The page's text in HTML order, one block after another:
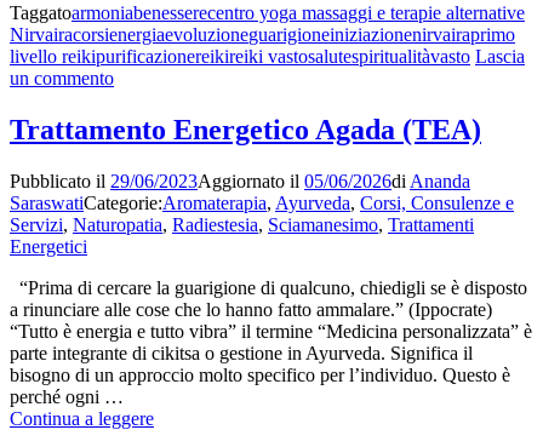
Shiki
Ryoho
Tradizionale:
corso
e
Taggatoarmoniabenesserecentro yoga massaggi e terapie alternative
Nirvairacorsienergiaevoluzioneguarigioneiniziazionenirvairaprimo
livello reikipurificazionereikireiki vastosalutespiritualitàvasto Lascia
un commentosu
Usui
Shiki
Tradizionale:
1
livello-
iniziazioni
Trattamento Energetico Agada (TEA)
Pubblicato il 29/06/2023Aggiornato il 05/06/2026di Ananda
SaraswatiCategorie:Aromaterapia, Ayurveda, Corsi, Consulenze e
Servizi, Naturopatia, Radiestesia, Sciamanesimo, Trattamenti
Energetici
“Prima di cercare la guarigione di qualcuno, chiedigli se è disposto
a rinunciare alle cose che lo hanno fatto ammalare.” (Ippocrate)
“Tutto è energia e tutto vibra” il termine “Medicina personalizzata” è
parte integrante di cikitsa o gestione in Ayurveda. Significa il
bisogno di un approccio molto specifico per l’individuo. Questo è
perché ogni …
Continua a leggereTrattamento